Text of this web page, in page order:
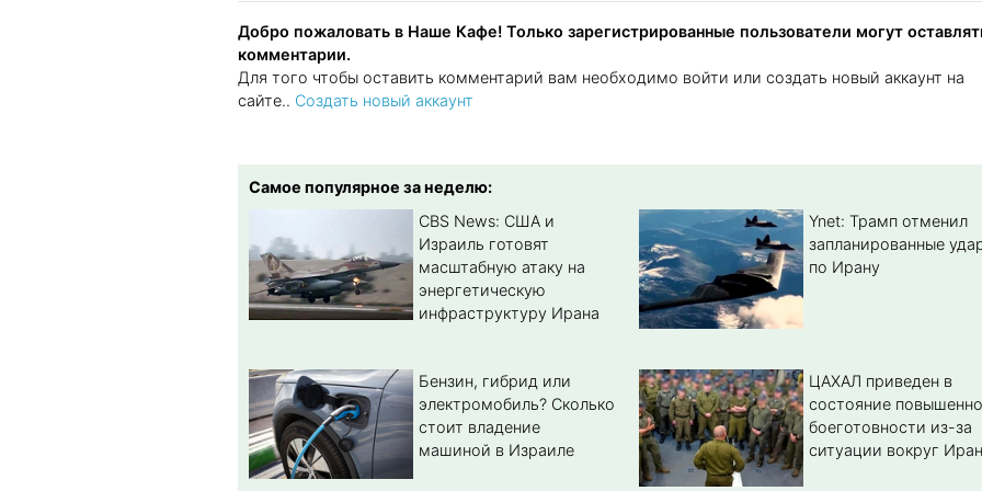
Добро пожаловать в Наше Кафе! Только зарегистрированные пользователи могут
комментарии.
Для того чтобы оставить комментарий вам необходимо войти или создать новый аккаунт на
сайте.. Создать новый аккаунт
Самое популярное за неделю:
CBS News: США и
Израиль готовят
масштабную атаку на
энергетическую
инфраструктуру Ирана
Ynet: Трамп отменил
запланированные
по Ирану
Бензин, гибрид или
электромобиль? Cколько
стоит владение
машиной в Израиле
ЦАХАЛ приведен в
состояние
боеготовности из-за
ситуации вокруг